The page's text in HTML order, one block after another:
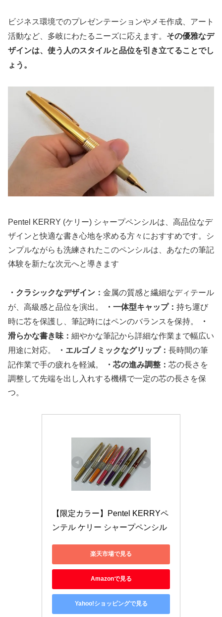
ビジネス環境でのプレゼンテーションやメモ作成、アート
活動など、多岐にわたるニーズに応えます。 その優雅なデ
ザインは、使う人のスタイルと品位を引き立てることでし
ょう。
Pentel KERRY (ケリー) シャープペンシルは、高品位なデ
ザインと快適な書き心地を求める方々におすすめです。シ
ンプルながらも洗練されたこのペンシルは、あなたの筆記
体験を新たな次元へと導きます
・クラシックなデザイン： 金属の質感と繊細なディテール
が、高級感と品位を演出。
・一体型キャップ： 持ち運び
時に芯を保護し、筆記時にはペンのバランスを保持。
・
滑らかな書き味： 細やかな筆記から詳細な作業まで幅広い
用途に対応。
・エルゴノミックなグリップ： 長時間の筆
記作業で手の疲れを軽減。
・芯の進み調整： 芯の長さを
調整して先端を出し入れする機構で一定の芯の長さを保
つ。
【限定カラー】Pentel KERRYペ
ンテル ケリー シャープペンシル
楽天市場で見る
Amazonで見る
Yahoo!ショッピングで見る